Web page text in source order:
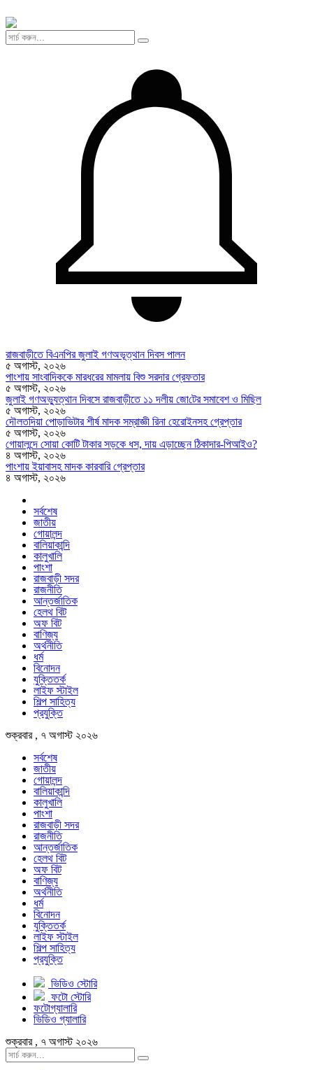
রাজবাড়ীতে বিএন‌পির জুলাই গণঅভূত্থান দিবস পালন
৫ অগাস্ট, ২০২৬
পাংশায় সাংবাদিককে মারধরের মামলায় বিশু সরদার গ্রেফতার
৫ অগাস্ট, ২০২৬
জুলাই গণঅভ্যুত্থান দিবসে রাজবাড়ীতে ১১ দলীয় জো‌টের সমাবেশ ও মি‌ছিল
৫ অগাস্ট, ২০২৬
দৌলতদিয়া পোড়াভিটার শীর্ষ মাদক সম্রাজ্ঞী রিনা হেরোইনসহ গ্রেপ্তার
৫ অগাস্ট, ২০২৬
গোয়ালন্দে সোয়া কোটি টাকার সড়কে ধস, দায় এড়াচ্ছেন ঠিকাদার-পিআইও?
৪ অগাস্ট, ২০২৬
পাংশায় ইয়াবাসহ মাদক কারবারি গ্রেপ্তার
৪ অগাস্ট, ২০২৬
সর্বশেষ
জাতীয়
গোয়ালন্দ
বালিয়াকান্দি
কালুখালি
পাংশা
রাজবাড়ী সদর
রাজনীতি
আন্তর্জাতিক
হেলথ বিট
অফ বিট
বাণিজ্য
অর্থনীতি
ধর্ম
বিনোদন
যুক্তিতর্ক
লাইফ স্টাইল
শিল্প সাহিত্য
প্রযুক্তি
শুক্রবার , ৭ অগাস্ট ২০২৬
সর্বশেষ
জাতীয়
গোয়ালন্দ
বালিয়াকান্দি
কালুখালি
পাংশা
রাজবাড়ী সদর
রাজনীতি
আন্তর্জাতিক
হেলথ বিট
অফ বিট
বাণিজ্য
অর্থনীতি
ধর্ম
বিনোদন
যুক্তিতর্ক
লাইফ স্টাইল
শিল্প সাহিত্য
প্রযুক্তি
ভিডিও স্টোরি
ফটো স্টোরি
ফটোগ্যালারি
ভিডিও গ্যালারি
শুক্রবার , ৭ অগাস্ট ২০২৬